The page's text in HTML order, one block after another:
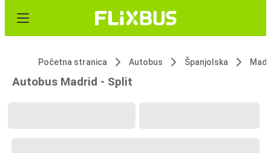
Početna stranica Autobus Španjolska
Autobus Madrid - Split